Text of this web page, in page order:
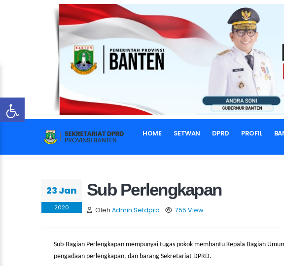
HOME SETWAN DPRD PROFIL
23 Jan
2020
Sub Perlengkapan
Oleh Admin Setdprd 755 View
Sub-Bagian Perlengkapan mempunyai tugas pokok membantu Kepala Bagian
pengadaan perlengkapan, dan barang Sekretariat DPRD.